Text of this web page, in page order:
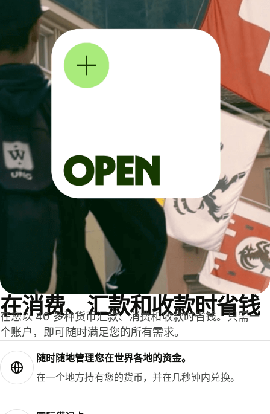
在消费、汇款和收款时省钱
在您以 40 多种货币汇款、消费和收款时省钱。只需一
个账户，即可随时满足您的所有需求。
随时随地管理您在世界各地的资金。
在一个地方持有您的货币，并在几秒钟内兑换。